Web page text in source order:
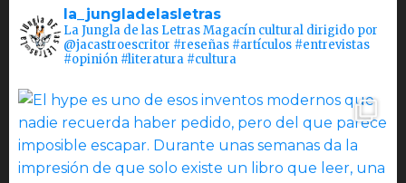
la_jungladelasletras
La Jungla de las Letras Magacín cultural dirigido por
@jacastroescritor #reseñas #artículos #entrevistas
#opinión #literatura #cultura